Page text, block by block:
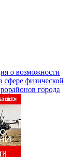
о возможности
сфере физической
города